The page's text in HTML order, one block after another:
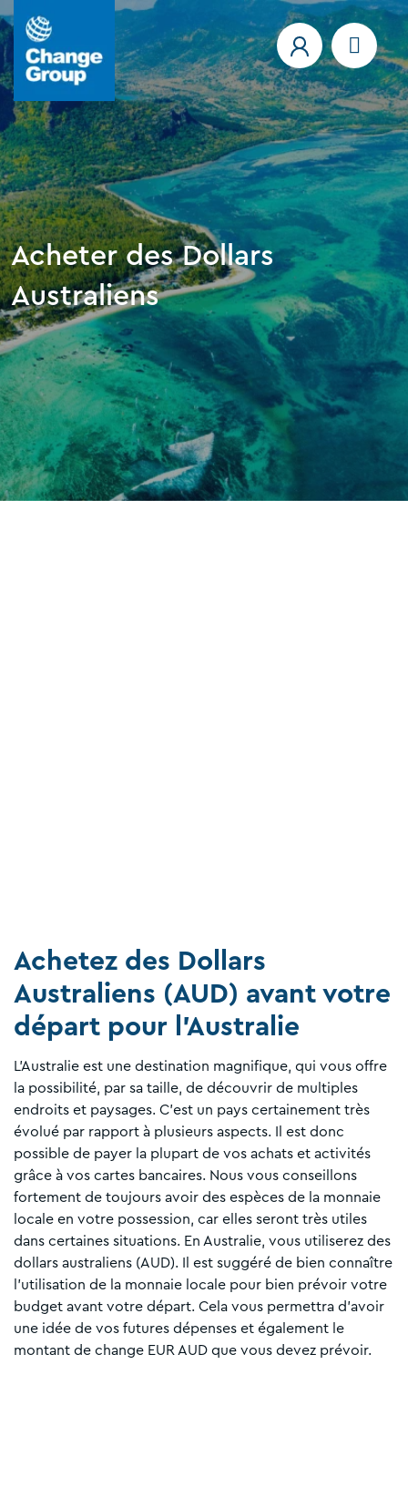
Acheter des Dollars
Australiens
Achetez des Dollars
Australiens (AUD) avant votre
départ pour l'Australie
L’Australie est une destination magnifique, qui vous offre
la possibilité, par sa taille, de découvrir de multiples
endroits et paysages. C’est un pays certainement très
évolué par rapport à plusieurs aspects. Il est donc
possible de payer la plupart de vos achats et activités
grâce à vos cartes bancaires. Nous vous conseillons
fortement de toujours avoir des espèces de la monnaie
locale en votre possession, car elles seront très utiles
dans certaines situations. En Australie, vous utiliserez des
dollars australiens (AUD). Il est suggéré de bien connaître
l’utilisation de la monnaie locale pour bien prévoir votre
budget avant votre départ. Cela vous permettra d’avoir
une idée de vos futures dépenses et également le
montant de change EUR AUD que vous devez prévoir.